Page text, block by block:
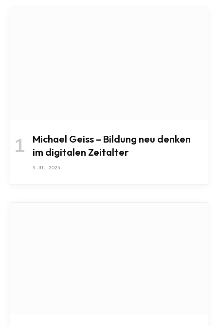
Michael Geiss – Bildung neu denken
im digitalen Zeitalter
5. JULI 2025